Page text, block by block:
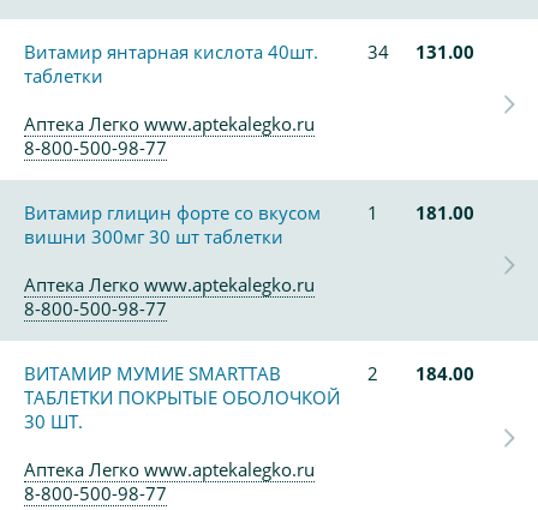
Витамир янтарная кислота 40шт.
таблетки
34 131.00
Аптека Легко www.aptekalegko.ru
8-800-500-98-77
Витамир глицин форте со вкусом
вишни 300мг 30 шт таблетки
1 181.00
Аптека Легко www.aptekalegko.ru
8-800-500-98-77
ВИТАМИР МУМИЕ SMARTTAB
ТАБЛЕТКИ ПОКРЫТЫЕ ОБОЛОЧКОЙ
30 ШТ.
2 184.00
Аптека Легко www.aptekalegko.ru
8-800-500-98-77